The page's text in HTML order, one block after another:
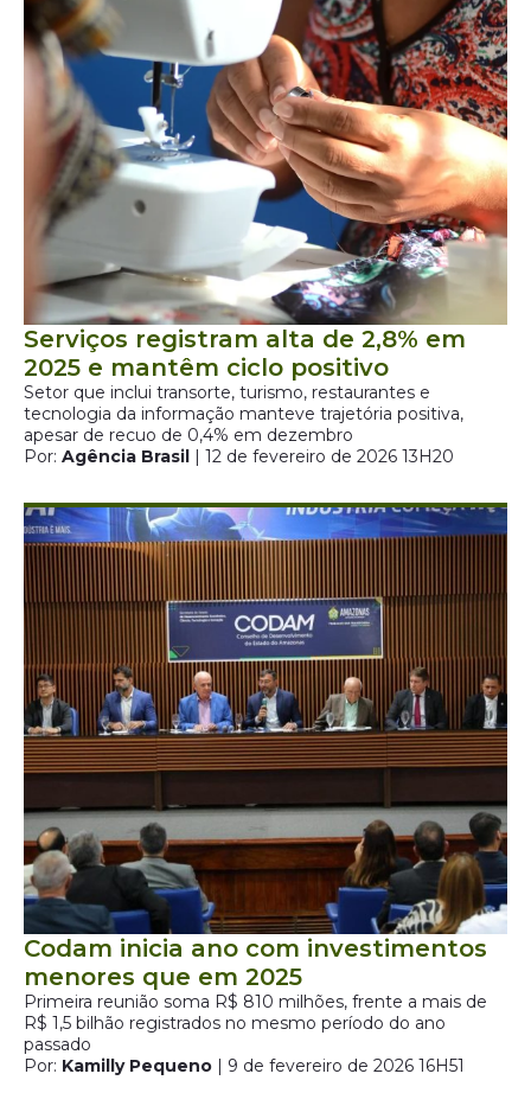
Serviços registram alta de 2,8% em
2025 e mantêm ciclo positivo
Setor que inclui transorte, turismo, restaurantes e
tecnologia da informação manteve trajetória positiva,
apesar de recuo de 0,4% em dezembro
Por: Agência Brasil | 12 de fevereiro de 2026 13H20
Codam inicia ano com investimentos
menores que em 2025
Primeira reunião soma R$ 810 milhões, frente a mais de
R$ 1,5 bilhão registrados no mesmo período do ano
passado
Por: Kamilly Pequeno | 9 de fevereiro de 2026 16H51